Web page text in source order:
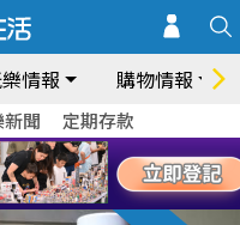
情報 購物情報
聞 定期存款